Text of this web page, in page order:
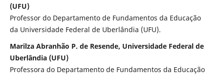
(UFU)
Professor do Departamento de Fundamentos da Educação
da Universidade Federal de Uberlândia (UFU).
Marilza Abranhão P. de Resende, Universidade Federal de
Uberlândia (UFU)
Professora do Departamento de Fundamentos da Educação